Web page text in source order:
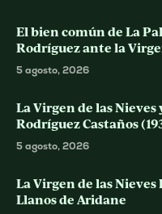
El bien común de La
Rodríguez ante la
5 agosto, 2026
La Virgen de las
Rodríguez Castaños
5 agosto, 2026
La Virgen de las
Llanos de Aridane